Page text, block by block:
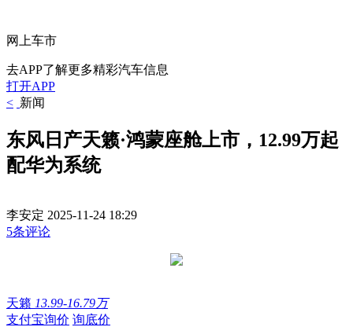
网上车市
去APP了解更多精彩汽车信息
打开APP
< 新闻
东风日产天籁·鸿蒙座舱上市，12.99万起
配华为系统
李安定 2025-11-24 18:29
5条评论
天籁 13.99-16.79万
支付宝询价 询底价